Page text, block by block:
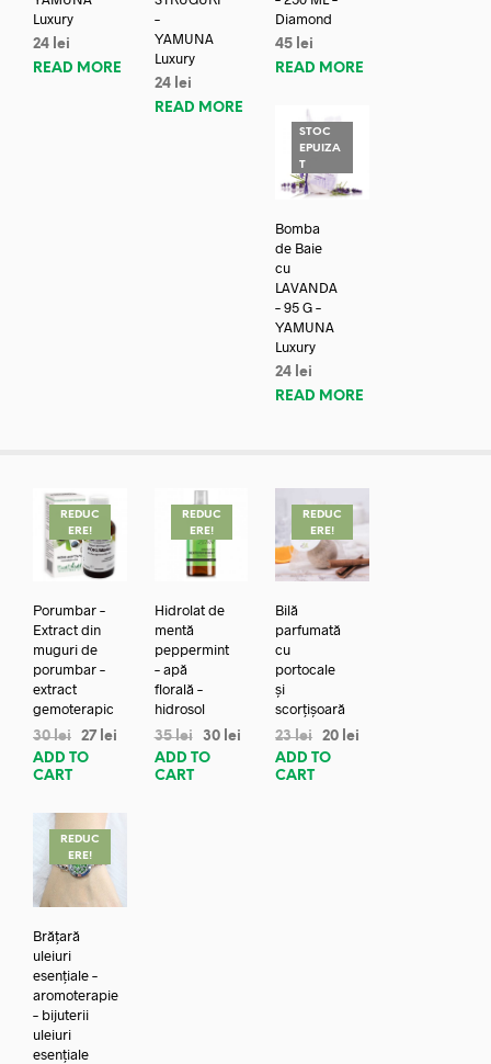
Luxury
24 lei
READ MORE
–
YAMUNA
Luxury
24 lei
READ MORE
Diamond
45 lei
READ MORE
STOC
EPUIZA
T
Bomba
de Baie
cu
LAVANDA
– 95 G –
YAMUNA
Luxury
24 lei
READ MORE
REDUC
ERE!
Porumbar –
Extract din
muguri de
porumbar –
extract
gemoterapic
30lei 27 lei
ADD TO
CART
REDUC
ERE!
Hidrolat de
mentă
peppermint
– apă
florală –
hidrosol
35lei 30 lei
ADD TO
CART
REDUC
ERE!
Bilă
parfumată
cu
portocale
și
scorțișoară
23lei 20 lei
ADD TO
CART
REDUC
ERE!
Brățară
uleiuri
esențiale –
aromoterapie
– bijuterii
uleiuri
esențiale